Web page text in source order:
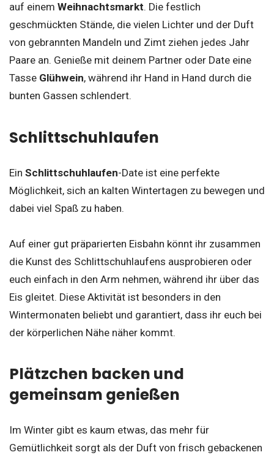
auf einem Weihnachtsmarkt. Die festlich
geschmückten Stände, die vielen Lichter und der Duft
von gebrannten Mandeln und Zimt ziehen jedes Jahr
Paare an. Genieße mit deinem Partner oder Date eine
Tasse Glühwein, während ihr Hand in Hand durch die
bunten Gassen schlendert.
Schlittschuhlaufen
Ein Schlittschuhlaufen-Date ist eine perfekte
Möglichkeit, sich an kalten Wintertagen zu bewegen und
dabei viel Spaß zu haben.
Auf einer gut präparierten Eisbahn könnt ihr zusammen
die Kunst des Schlittschuhlaufens ausprobieren oder
euch einfach in den Arm nehmen, während ihr über das
Eis gleitet. Diese Aktivität ist besonders in den
Wintermonaten beliebt und garantiert, dass ihr euch bei
der körperlichen Nähe näher kommt.
Plätzchen backen und
gemeinsam genießen
Im Winter gibt es kaum etwas, das mehr für
Gemütlichkeit sorgt als der Duft von frisch gebackenen